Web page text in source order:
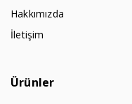
Hakkımızda
İletişim
Ürünler